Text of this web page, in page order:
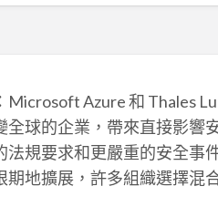
Microsoft Azure 和 Thales
全球的企業，帶來直接影響
法規要求和更嚴重的安全事
期地擴展，許多組織選擇混